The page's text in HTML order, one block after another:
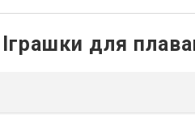
Іграшки для